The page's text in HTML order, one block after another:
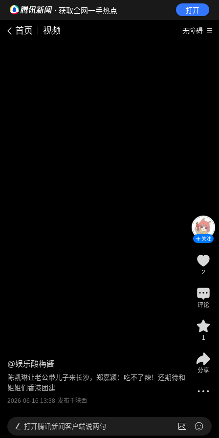
· 获取全网一手热点 打开
首页 视频 无障碍
@娱乐酸梅酱
陈凯琳让老公带儿子来长沙，郑嘉颖：吃不了辣！还期待和
姐姐们香港团建
2026-06-16 13:38 发布于陕西
关注
2
评论
1
分享
打开腾讯新闻客户端说两句